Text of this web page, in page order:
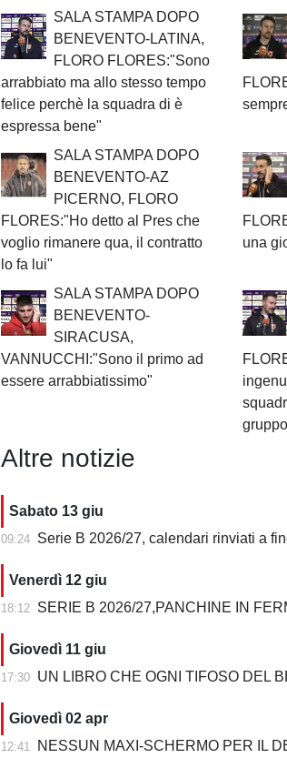
SALA STAMPA DOPO
BENEVENTO-LATINA,
FLORO FLORES:"Sono
arrabbiato ma allo stesso tempo
felice perchè la squadra di è
espressa bene"
SALA STAMPA DOPO
BENEVENTO-AZ
PICERNO, FLORO
FLORES:"Ho detto al Pres che
voglio rimanere qua, il contratto
lo fa lui"
una
SALA STAMPA DOPO
BENEVENTO-
SIRACUSA,
VANNUCCHI:"Sono il primo ad
essere arrabbiatissimo"
Altre notizie
Sabato 13 giu
09:24 Serie B 2026/27, calendari rinviati a
Venerdì 12 giu
18:12 SERIE B 2026/27,PANCHINE IN FERMENTO: 13 SQUADRE
Giovedì 11 giu
17:30 UN LIBRO CHE OGNI TIFOSO DEL BENEVENTO DOVREBBE
Giovedì 02 apr
12:41 NESSUN MAXI-SCHERMO PER IL